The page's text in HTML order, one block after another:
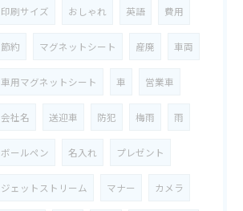
印刷サイズ おしゃれ 英語 費用
節約 マグネットシート 産廃 車両
車用マグネットシート 車 営業車
会社名 送迎車 防犯 梅雨 雨
ボールペン 名入れ プレゼント
ジェットストリーム マナー カメラ